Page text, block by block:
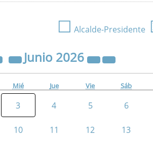
☐ Alcalde-Presidente
Junio 2026
Mié Jue Vie Sáb
3 4 5 6
10 11 12 13